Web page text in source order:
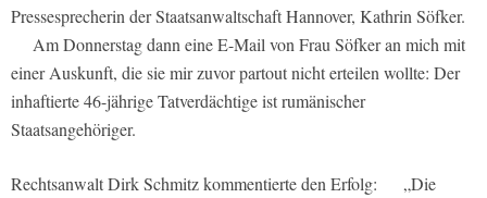
Pressesprecherin der Staatsanwaltschaft Hannover, Kathrin Söfker.
Am Donnerstag dann eine E-Mail von Frau Söfker an mich mit
einer Auskunft, die sie mir zuvor partout nicht erteilen wollte: Der
inhaftierte 46-jährige Tatverdächtige ist rumänischer
Staatsangehöriger.
Rechtsanwalt Dirk Schmitz kommentierte den Erfolg: „Die